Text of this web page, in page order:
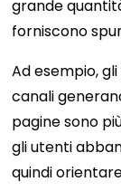
grande
forniscono
Ad esempio,
canali
pagine sono
gli utenti
quindi